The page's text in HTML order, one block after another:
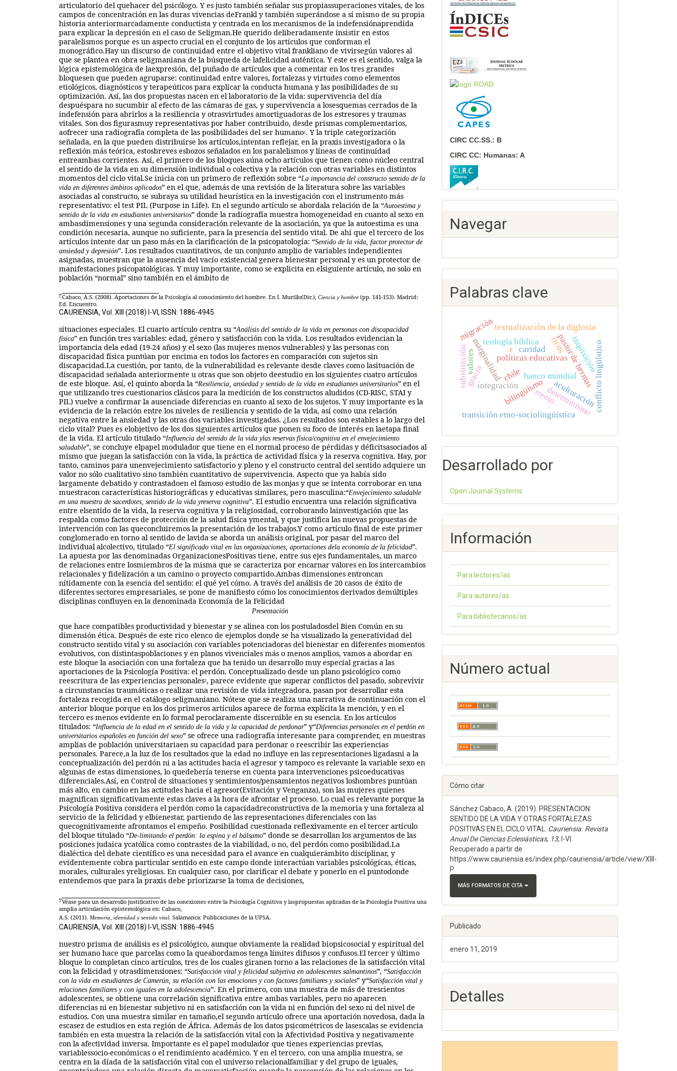
articulatorio del quehacer del psicólogo. Y es justo también señalar sus propiassuperaciones vitales, de los
campos de concentración en las duras vivencias deFrankl y también superándose a sí mismo de su propia
historia anteriormarcadamente conductista y centrada en los mecanismos de la indefensiónaprendida
para explicar la depresión en el caso de Seligman.He querido deliberadamente insistir en estos
paralelismos porque es un aspecto crucial en el conjunto de los artículos que conforman el
monográfico.Hay un discurso de continuidad entre el objetivo vital frankliano de vivirsegún valores al
que se plantea en obra seligmaniana de la búsqueda de lafelicidad auténtica. Y este es el sentido, valga la
lógica epistemológica de laexpresión, del puñado de artículos que a comentar en los tres grandes
bloquesen que pueden agruparse: continuidad entre valores, fortalezas y virtudes como elementos
etiológicos, diagnósticos y terapeúticos para explicar la conducta humana y las posibilidades de su
optimización. Así, las dos propuestas nacen en el laboratorio de la vida: supervivencia del día
despuéspara no sucumbir al efecto de las cámaras de gas, y supervivencia a losesquemas cerrados de la
indefensión para abrirlos a la resiliencia y otrasvirtudes amortiguadoras de los estresores y traumas
vitales. Son dos figurasmuy representativas por haber contribuido, desde prismas complementarios,
aofrecer una radiografía completa de las posibilidades del ser humano2. Y la triple categorización
señalada, en la que pueden distribuirse los artículos,intentan reflejar, en la praxis investigadora o la
reflexión más teórica, estosbreves esbozos señalados en los paralelismos y líneas de continuidad
entreambas corrientes. Así, el primero de los bloques aúna ocho artículos que tienen como núcleo central
el sentido de la vida en su dimensión individual o colectiva y la relación con otras variables en distintos
momentos del ciclo vital.Se inicia con un primero de reflexión sobre “La importancia del constructo sentido de la
vida en diferentes ámbitos aplicados” en el que, además de una revisión de la literatura sobre las variables
asociadas al constructo, se subraya su utilidad heurística en la investigación con el instrumento más
representativo: el test PIL (Purpose in Life). En el segundo artículo se abordala relación de la “Autoestima y
sentido de la vida en estudiantes universitarios” donde la radiografía muestra homogeneidad en cuanto al sexo en
ambasdimensiones y una segunda consideración relevante de la asociación, ya que la autoestima es una
condición necesaria, aunque no suficiente, para la presencia del sentido vital. De ahí que el tercero de los
artículos intente dar un paso más en la clarificación de la psicopatología: “Sentido de la vida, factor protector de
ansiedad y depresión”. Los resultados cuantitativos, de un conjunto amplio de variables independientes
asignadas, muestran que la ausencia del vacío existencial genera bienestar personal y es un protector de
manifestaciones psicopatológicas. Y muy importante, como se explicita en elsiguiente artículo, no solo en
población “normal” sino también en el ámbito de
2 Cabaco, A.S. (2008). Aportaciones de la Psicología al conocimiento del hombre. En I. Murillo(Dir.), Ciencia y hombre (pp. 141-153). Madrid:
Ed. Encuentro.
CAURIENSIA, Vol. XIII (2018) I-VI, ISSN: 1886-4945
situaciones especiales. El cuarto artículo centra su “Análisis del sentido de la vida en personas con discapacidad
física” en función tres variables: edad, género y satisfacción con la vida. Los resultados evidencian la
importancia dela edad (19-24 años) y el sexo (las mujeres menos vulnerables) y las personas con
discapacidad física puntúan por encima en todos los factores en comparación con sujetos sin
discapacidad.La cuestión, por tanto, de la vulnerabilidad es relevante desde claves como lasituación de
discapacidad señalada anteriormente u otras que son objeto deestudio en los siguientes cuatro artículos
de este bloque. Así, el quinto aborda la “Resiliencia, ansiedad y sentido de la vida en estudiantes universitarios” en el
que utilizando tres cuestionarios clásicos para la medición de los constructos aludidos (CD-RISC, STAI y
PIL) vuelve a confirmar la ausenciade diferencias en cuanto al sexo de los sujetos. Y muy importante es la
evidencia de la relación entre los niveles de resiliencia y sentido de la vida, así como una relación
negativa entre la ansiedad y las otras dos variables investigadas. ¿Los resultados son estables a lo largo del
ciclo vital? Pues es elobjetivo de los dos siguientes artículos que ponen su foco de interés en laetapa final
de la vida. El artículo titulado “Influencia del sentido de la vida ylas reservas física/cognitiva en el envejecimiento
saludable”, se concluye elpapel modulador que tiene en el normal proceso de pérdidas y déficitsasociados al
mismo que juegan la satisfacción con la vida, la práctica de actividad física y la reserva cognitiva. Hay, por
tanto, caminos para unenvejecimiento satisfactorio y pleno y el constructo central del sentido adquiere un
valor no sólo cualitativo sino también cuantitativo de supervivencia. Aspecto que ya había sido
largamente debatido y contrastadoen el famoso estudio de las monjas y que se intenta corroborar en una
muestracon características historiográficas y educativas similares, pero masculina:“Envejecimiento saludable
en una muestra de sacerdotes, sentido de la vida yreserva cognitiva”. El estudio encuentra una relación significativa
entre elsentido de la vida, la reserva cognitiva y la religiosidad, corroborando lainvestigación que las
respalda como factores de protección de la salud física ymental, y que justifica las nuevas propuestas de
intervención con las queconcluiremos la presentación de los trabajos.Y como artículo final de este primer
conglomerado en torno al sentido de lavida se aborda un análisis original, por pasar del marco del
individual alcolectivo, titulado “El significado vital en las organizaciones, aportaciones dela economía de la felicidad”.
La apuesta por las denominadas OrganizacionesPositivas tiene, entre sus ejes fundamentales, un marco
de relaciones entre losmiembros de la misma que se caracteriza por encarnar valores en los intercambios
relacionales y fidelización a un camino o proyecto compartido.Ambas dimensiones entroncan
nítidamente con la esencia del sentido: el qué yel cómo. A través del análisis de 20 casos de éxito de
diferentes sectores empresariales, se pone de manifiesto cómo los conocimientos derivados demúltiples
disciplinas confluyen en la denominada Economía de la Felicidad
Presentación
que hace compatibles productividad y bienestar y se alinea con los postuladosdel Bien Común en su
dimensión ética. Después de este rico elenco de ejemplos donde se ha visualizado la generatividad del
constructo sentido vital y su asociación con variables potenciadoras del bienestar en diferentes momentos
evolutivos, con distintaspoblaciones y en planos vivenciales más o menos amplios, vamos a abordar en
este bloque la asociación con una fortaleza que ha tenido un desarrollo muy especial gracias a las
aportaciones de la Psicología Positiva: el perdón. Conceptualizado desde un plano psicológico como
reescritura de las experiencias personales3, parece evidente que superar conflictos del pasado, sobrevivir
a circunstancias traumáticas o realizar una revisión de vida integradora, pasan por desarrollar esta
fortaleza recogida en el catálogo seligmaniano. Nótese que se realiza una narrativa de continuación con el
anterior bloque porque en los dos primeros artículos aparece de forma explícita la mención, y en el
tercero es menos evidente en lo formal peroclaramente discernible en su esencia. En los artículos
titulados: “Influencia de la edad en el sentido de la vida y la capacidad de perdonar” y“Diferencias personales en el perdón en
universitarios españoles en función del sexo” se ofrece una radiografía interesante para comprender, en muestras
amplias de población universitariaen su capacidad para perdonar o reescribir las experiencias
personales. Parece,a la luz de los resultados que la edad no influye en las representaciones ligadasni a la
conceptualización del perdón ni a las actitudes hacia el agresor y tampoco es relevante la variable sexo en
algunas de estas dimensiones, lo quedebería tenerse en cuenta para intervenciones psicoeducativas
diferenciales.Así, en Control de situaciones y sentimientos/pensamientos negativos loshombres puntúan
más alto, en cambio en las actitudes hacia el agresor(Evitación y Venganza), son las mujeres quienes
magnifican significativamente estas claves a la hora de afrontar el proceso. Lo cual es relevante porque la
Psicología Positiva considera el perdón como la capacidadreconstructiva de la memoria y una fortaleza al
servicio de la felicidad y elbienestar, partiendo de las representaciones diferenciales con las
quecognitivamente afrontamos el empeño. Posibilidad cuestionada reflexivamente en el tercer artículo
del bloque titulado “De-limitando el perdón: la espina y el bálsamo” donde se desarrollan los argumentos de las
posiciones judaica ycatólica como contrastes de la viabilidad, o no, del perdón como posibilidad.La
dialéctica del debate científico es una necesidad para el avance en cualquierámbito disciplinar, y
evidentemente cobra particular sentido en este campo donde interactúan variables psicológicas, éticas,
morales, culturales yreligiosas. En cualquier caso, por clarificar el debate y ponerlo en el puntodonde
entendemos que para la praxis debe priorizarse la toma de decisiones,
3 Véase para un desarrollo justificativo de las conexiones entre la Psicología Cognitiva y laspropuestas aplicadas de la Psicología Positiva una
amplia articulación epistemológica en: Cabaco,
A.S. (2011). Memoria, identidad y sentido vital. Salamanca: Publicaciones de la UPSA.
CAURIENSIA, Vol. XIII (2018) I-VI, ISSN: 1886-4945
nuestro prisma de análisis es el psicológico, aunque obviamente la realidad biopsicosocial y espiritual del
ser humano hace que parcelas como la queabordamos tenga límites difusos y confusos.El tercer y último
bloque lo completan cinco artículos, tres de los cuales giranen torno a las relaciones de la satisfacción vital
con la felicidad y otrasdimensiones: “Satisfacción vital y felicidad subjetiva en adolescentes salmantinos”, “Satisfacción
con la vida en estudiantes de Camerún, su relación con las emociones y con factores familiares y sociales” y“Satisfacción vital y
relaciones familiares y con iguales en la adolescencia”. En el primero, con una muestra de más de trescientos
adolescentes, se obtiene una correlación significativa entre ambas variables, pero no aparecen
diferencias ni en bienestar subjetivo ni en satisfacción con la vida ni en función del sexo ni del nivel de
estudios. Con una muestra similar en tamaño,el segundo artículo ofrece una aportación novedosa, dada la
escasez de estudios en esta región de África. Además de los datos psicométricos de lasescalas se evidencia
también en esta muestra la relación de la satisfacción vital con la Afectividad Positiva y negativamente
con la afectividad inversa. Importante es el papel modulador que tienes experiencias previas,
variablessocio-económicas o el rendimiento académico. Y en el tercero, con una amplia muestra, se
centra en la díada de la satisfacción vital con el universo relacionalfamiliar y del grupo de iguales,
CIRC CC.SS.: B
CIRC CC: Humanas: A
Navegar
Palabras clave
x
políticas educativaspastor de hermas
marginalidad
integración
ricos
teología bíblica
banco mundial
migracióntextualización de la diglosia
aculturación
bilingüismodeterminismo
gracia
inquisición
caridad
chile
transición etno-sociolingüística
valores conflicto lingüístico
substitución
trento
Desarrollado por
Open Journal Systems
Información
Para lectores/as
Para autores/as
Para bibliotecarios/as
Número actual
Cómo citar
Sánchez Cabaco, A. (2019). PRESENTACION:
SENTIDO DE LA VIDA Y OTRAS FORTALEZAS
POSITIVAS EN EL CICLO VITAL. Cauriensia. Revista
Anual De Ciencias Eclesiásticas, 13, I-VI.
Recuperado a partir de
https://www.cauriensia.es/index.php/cauriensia/article/view/XIII-
P
MÁS FORMATOS DE CITA
Publicado
enero 11, 2019
Detalles